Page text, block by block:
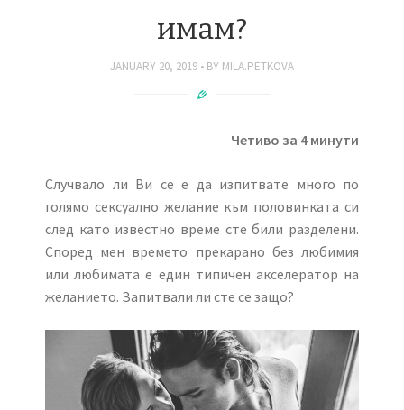
имам?
JANUARY 20, 2019 BY MILA.PETKOVA
Четиво за 4 минути
Случвало ли Ви се е да изпитвате много по
голямо сексуално желание към половинката си
след като известно време сте били разделени.
Според мен времето прекарано без любимия
или любимата е един типичен акселератор на
желанието. Запитвали ли сте се защо?